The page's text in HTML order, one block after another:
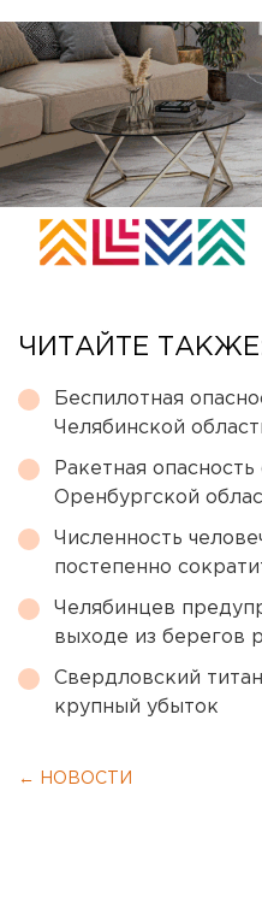
ЧИТАЙТЕ
Беспилотная
Челябинской
Ракетная
Оренбургской
Численность
постепенно
Челябинцев
выходе из берегов
Свердловский
крупный убыток
← НОВОСТИ